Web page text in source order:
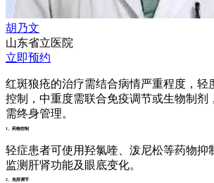
胡乃文
山东省立医院
立即预约
红斑狼疮的治疗需结合病情严重程度，轻
控制，中重度需联合免疫调节或生物制剂
需终身管理。
1、药物控制
轻症患者可使用羟氯喹、泼尼松等药物抑
监测肝肾功能及眼底变化。
2、免疫调节